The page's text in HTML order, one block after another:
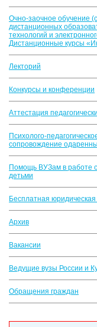
Очно-заочное обучение
дистанционных
технологий и
Дистанционные курсы
Лекторий
Конкурсы и конференции
Аттестация
Психолого-
сопровождение
Помощь ВУЗам в работе
детьми
Бесплатная
Архив
Вакансии
Ведущие вузы России и
Обращения граждан